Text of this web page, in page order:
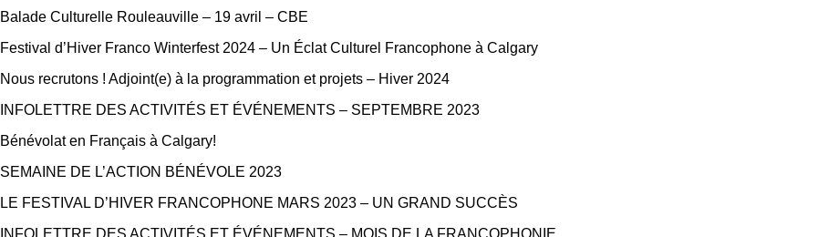
Balade Culturelle Rouleauville – 19 avril – CBE
Festival d’Hiver Franco Winterfest 2024 – Un Éclat Culturel Francophone à Calgary
Nous recrutons ! Adjoint(e) à la programmation et projets – Hiver 2024
INFOLETTRE DES ACTIVITÉS ET ÉVÉNEMENTS – SEPTEMBRE 2023
Bénévolat en Français à Calgary!
SEMAINE DE L’ACTION BÉNÉVOLE 2023
LE FESTIVAL D’HIVER FRANCOPHONE MARS 2023 – UN GRAND SUCCÈS